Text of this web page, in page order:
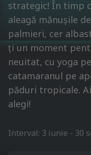
strategic! În timp
aleagă mănușile
palmieri, cer
ți un moment
neuitat, cu yoga
catamaranul pe
păduri tropicale.
alegi!
Interval: 3 iunie - 30